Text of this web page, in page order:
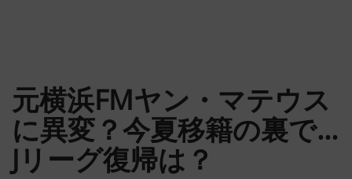
元横浜FMヤン・マテウス
に異変？今夏移籍の裏で…
Jリーグ復帰は？